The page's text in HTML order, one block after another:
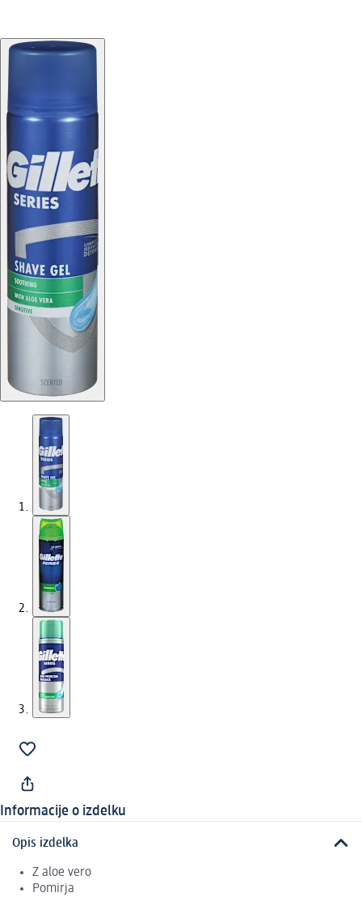
Informacije o izdelku
Opis izdelka
Z aloe vero
Pomirja